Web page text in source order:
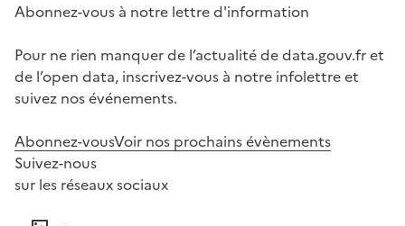
Abonnez-vous à notre lettre d'information
Pour ne rien manquer de l’actualité de data.gouv.fr et
de l’open data, inscrivez-vous à notre infolettre et
suivez nos événements.
Abonnez-vousVoir nos prochains évènements
Suivez-nous
sur les réseaux sociaux